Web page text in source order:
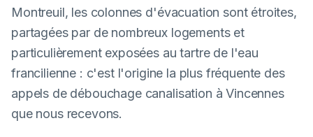
Montreuil, les colonnes d'évacuation sont étroites,
partagées par de nombreux logements et
particulièrement exposées au tartre de l'eau
francilienne : c'est l'origine la plus fréquente des
appels de débouchage canalisation à Vincennes
que nous recevons.